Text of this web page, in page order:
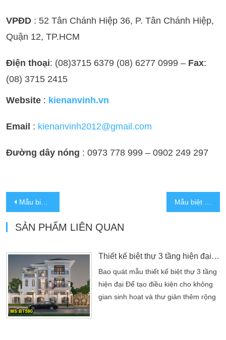
VPĐD : 52 Tân Chánh Hiệp 36, P. Tân Chánh Hiệp,
Quận 12, TP.HCM
Điện thoại: (08)3715 6379 (08) 6277 0999 – Fax:
(08) 3715 2415
Website : kienanvinh.vn
Email : kienanvinh2012@gmail.com
Đường dây nóng : 0973 778 999 – 0902 249 297
Mẫu biệt thự 3 tầng đẹp hiện đại tại Long An
SẢN PHẨM LIÊN QUAN
Thiết kế biệt thự 3 tầng hiện đại mái nhật có hồ bơi, sân vườn
Bao quát mẫu thiết kế biệt thự 3 tầng
hiện đại Để tạo điều kiện cho không
gian sinh hoạt và thư giản thêm rộng